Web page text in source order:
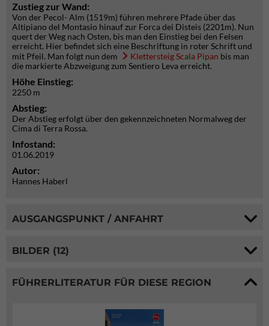
Zustieg zur Wand:
Von der Pecol- Alm (1519m) führen mehrere Pfade über das
Altipiano del Montasio hinauf zur Forca dei Disteis (2201m). Nun
quert der Weg nach Osten, bis man den Einstieg bei den Felsen
erreicht. Hier befindet sich eine Beschriftung in roter Schrift und
mit Pfeil. Man folgt nun dem
Klettersteig Scala Pipan bis man
die markierte Abzweigung zum Sentiero Leva erreicht.
Höhe Einstieg:
2250 m
Abstieg:
Der Abstieg erfolgt über den gekennzeichneten Normalweg der
Cima di Terra Rossa.
Infostand:
01.06.2019
Autor:
Hannes Haberl
AUSGANGSPUNKT / ANFAHRT
BILDER (12)
FÜHRERLITERATUR FÜR DIESE REGION